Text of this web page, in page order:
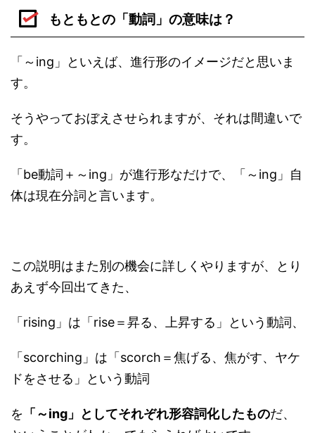
もともとの「動詞」の意味は？
「～ing」といえば、進行形のイメージだと思いま
す。
そうやっておぼえさせられますが、それは間違いで
す。
「be動詞＋～ing」が進行形なだけで、「～ing」自
体は現在分詞と言います。
この説明はまた別の機会に詳しくやりますが、とり
あえず今回出てきた、
「rising」は「rise＝昇る、上昇する」という動詞、
「scorching」は「scorch＝焦げる、焦がす、ヤケ
ドをさせる」という動詞
を 「～ing」としてそれぞれ形容詞化したものだ、